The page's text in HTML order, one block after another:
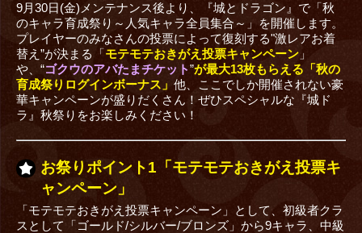
9月30日(金)メンテナンス後より、『城とドラゴン』で「秋
のキャラ育成祭り～人気キャラ全員集合～」を開催します。
プレイヤーのみなさんの投票によって復刻する"激レアお着
替え”が決まる「モテモテおきがえ投票キャンペーン 」
や、“ゴクウのアバたまチケット”が最大13枚もらえる 「秋の
育成祭りログインボーナス 」 他、ここでしか開催されない豪
華キャンペーンが盛りだくさん！ぜひスペシャルな『城ド
ラ』秋祭りをお楽しみください！
お祭りポイント1「モテモテおきがえ投票キ
ャンペーン」
「モテモテおきがえ投票キャンペーン」として、初級者クラ
スとして「ゴールド/シルバー/ブロンズ」から9キャラ、中級